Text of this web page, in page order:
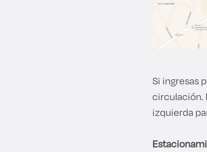
Si ingresas
circulación.
izquierda